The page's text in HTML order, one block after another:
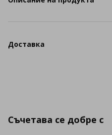
Доставка
Съчетава се добре с